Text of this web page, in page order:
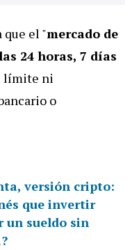
el "mercado de
24 horas, 7 días
límite ni
o
versión cripto:
que invertir
un sueldo sin